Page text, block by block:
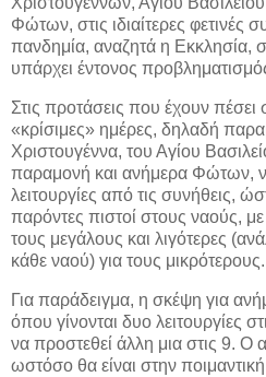
Φώτων, στις ιδιαίτερες φετινές
πανδημία, αναζητά η Εκκλησία,
υπάρχει έντονος
Στις προτάσεις που έχουν πέσει
«κρίσιμες» ημέρες, δηλαδή
Χριστουγέννα, του Αγίου
παραμονή και ανήμερα Φώτων,
λειτουργίες από τις συνήθεις,
παρόντες πιστοί στους ναούς,
τους μεγάλους και λιγότερες
κάθε ναού) για τους μικρότερους.
Για παράδειγμα, η σκέψη για
όπου γίνονται δυο λειτουργίες
να προστεθεί άλλη μια στις 9. Ο
ωστόσο θα είναι στην